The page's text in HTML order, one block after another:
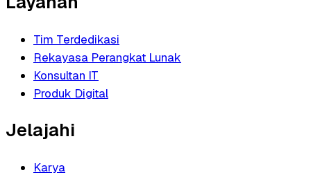
Tim Terdedikasi
Rekayasa Perangkat Lunak
Konsultan IT
Produk Digital
Jelajahi
Karya